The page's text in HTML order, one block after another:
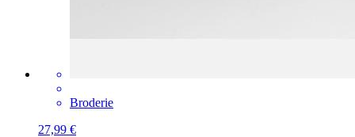
Broderie
27,99 €